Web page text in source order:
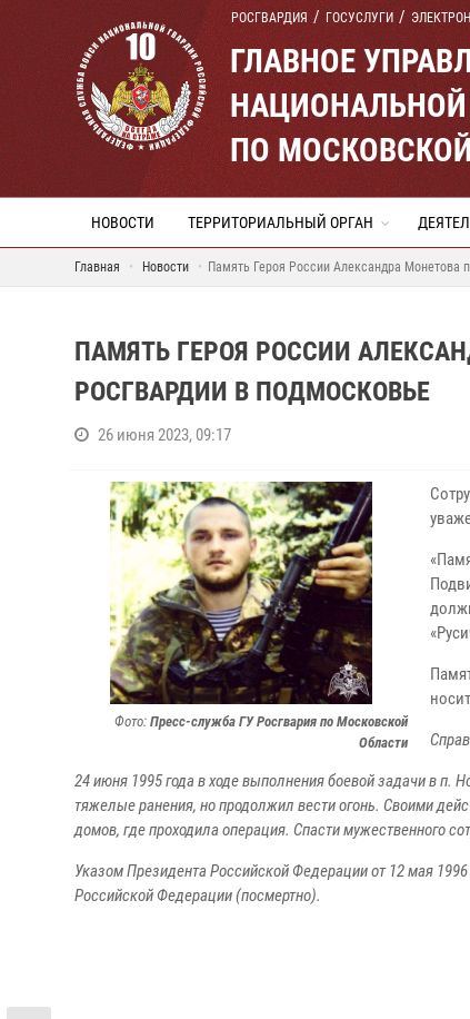
РОСГВАРДИЯ ГОСУСЛУГИ
ГЛАВНОЕ
ПО
НОВОСТИ ТЕРРИТОРИАЛЬНЫЙ ОРГАН
Главная Новости Память Героя России Александра Монетова
ПАМЯТЬ ГЕРОЯ РОССИИ
РОСГВАРДИИ В ПОДМОСКОВЬЕ
26 июня 2023, 09:17
Фото: Пресс-служба ГУ Росгвария по Московской
Области
24 июня 1995 года в ходе выполнения боевой задачи в п.
тяжелые ранения, но продолжил вести огонь. Своими
домов, где проходила операция. Спасти мужественного
Указом Президента Российской Федерации от 12 мая
Российской Федерации (посмертно).